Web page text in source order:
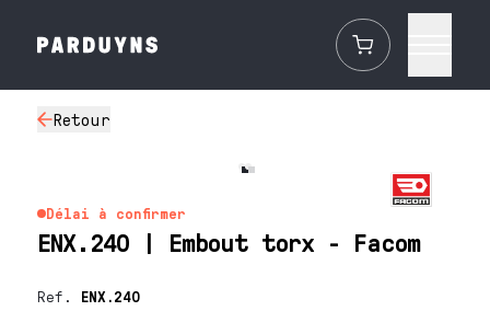
Retour
Délai à confirmer
ENX.240 | Embout torx - Facom
Ref. ENX.240